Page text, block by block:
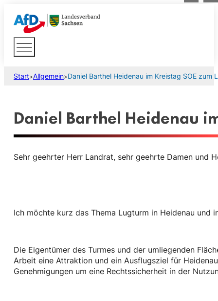
Start>Allgemein>Daniel Barthel Heidenau im Kreistag SOE zum
Daniel Barthel Heidenau
Sehr geehrter Herr Landrat, sehr geehrte Damen und
Ich möchte kurz das Thema Lugturm in Heidenau und
Die Eigentümer des Turmes und der umliegenden
Arbeit eine Attraktion und ein Ausflugsziel für
Genehmigungen um eine Rechtssicherheit in der